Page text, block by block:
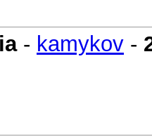
- kamykov -